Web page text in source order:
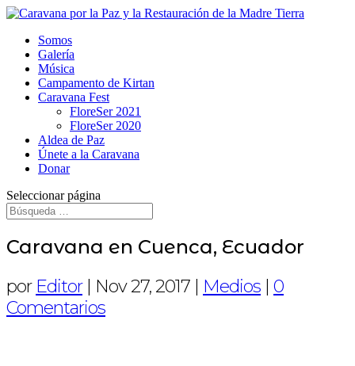
Somos
Galería
Música
Campamento de Kirtan
Caravana Fest
FloreSer 2021
FloreSer 2020
Aldea de Paz
Únete a la Caravana
Donar
Seleccionar página
Caravana en Cuenca, Ecuador
por Editor| Nov 27, 2017 | Medios | 0
Comentarios